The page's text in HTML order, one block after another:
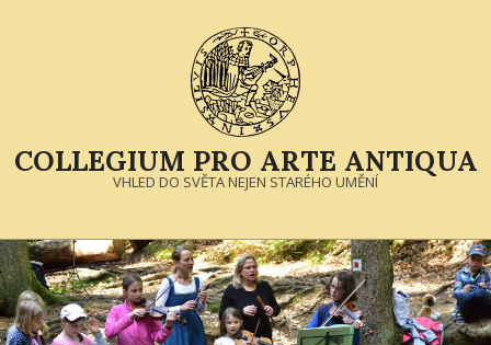
COLLEGIUM PRO ARTE ANTIQUA
VHLED DO SVĚTA NEJEN STARÉHO UMĚNÍ
Primary
Navigation
Menu